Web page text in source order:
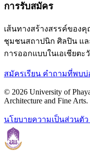
การรับสมัคร
เส้นทางสร้างสรรค์ของ
ชุมชนสถาปนิก ศิลปิน แ
การออกแบบในเอเชียตะ
สมัครเรียน คำถามที่พบบ่
© 2026 University of
Architecture and Fine Arts.
นโยบายความเป็นส่วนตัว